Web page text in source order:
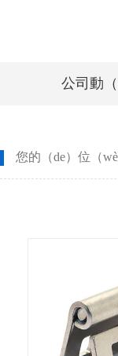
公司動
您的（de）位（